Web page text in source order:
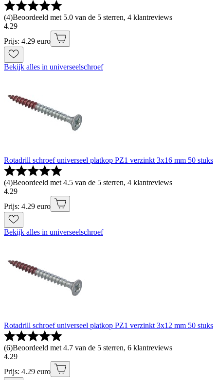
(4)Beoordeeld met 5.0 van de 5 sterren, 4 klantreviews
4.29
Prijs: 4.29 euro
Bekijk alles in universeelschroef
Rotadrill schroef universeel platkop PZ1 verzinkt 3x16 mm 50 stuks
(4)Beoordeeld met 4.5 van de 5 sterren, 4 klantreviews
4.29
Prijs: 4.29 euro
Bekijk alles in universeelschroef
Rotadrill schroef universeel platkop PZ1 verzinkt 3x12 mm 50 stuks
(6)Beoordeeld met 4.7 van de 5 sterren, 6 klantreviews
4.29
Prijs: 4.29 euro